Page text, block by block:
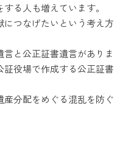
る人も増えています。
につなげたいという考え方
と公正証書遺言がありま
役場で作成する公正証書
産分配をめぐる混乱を防ぐ